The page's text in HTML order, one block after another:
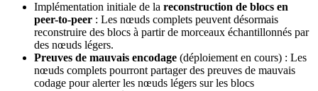
Implémentation initiale de la reconstruction de blocs en
peer-to-peer : Les nœuds complets peuvent désormais
reconstruire des blocs à partir de morceaux échantillonnés par
des nœuds légers.
Preuves de mauvais encodage (déploiement en cours) : Les
nœuds complets pourront partager des preuves de mauvais
codage pour alerter les nœuds légers sur les blocs